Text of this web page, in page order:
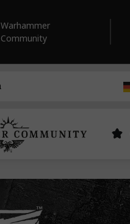
Warhammer
Community